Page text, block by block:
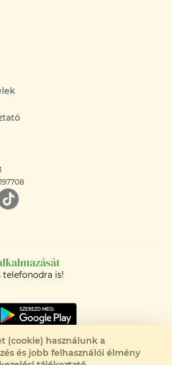
telefonodra is!
-
(cookie) használunk a
és jobb felhasználói élmény